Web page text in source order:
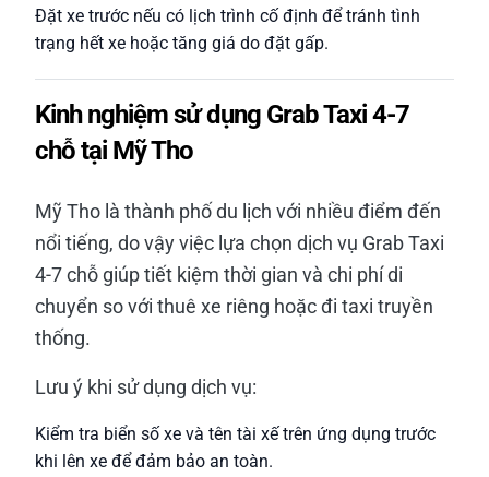
Đặt xe trước nếu có lịch trình cố định để tránh tình
trạng hết xe hoặc tăng giá do đặt gấp.
Kinh nghiệm sử dụng Grab Taxi 4-7
chỗ tại Mỹ Tho
Mỹ Tho là thành phố du lịch với nhiều điểm đến
nổi tiếng, do vậy việc lựa chọn dịch vụ Grab Taxi
4-7 chỗ giúp tiết kiệm thời gian và chi phí di
chuyển so với thuê xe riêng hoặc đi taxi truyền
thống.
Lưu ý khi sử dụng dịch vụ:
Kiểm tra biển số xe và tên tài xế trên ứng dụng trước
khi lên xe để đảm bảo an toàn.